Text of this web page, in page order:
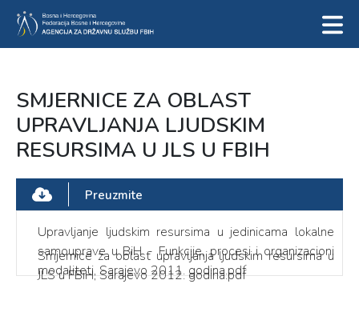
SMJERNICE ZA OBLAST
UPRAVLJANJA LJUDSKIM
RESURSIMA U JLS U FBIH
Preuzmite
Upravljanje ljudskim resursima u jedinicama lokalne
samouprave u BiH - Funkcije, procesi i organizacioni
modaliteti, Sarajevo 2011. godina.pdf
Smjernice za oblast upravljanja ljudskim resursima u
JLS u FBiH, Sarajevo 2012. godina.pdf